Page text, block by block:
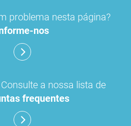
problema nesta página?
nos
Consulte a nossa lista de
frequentes